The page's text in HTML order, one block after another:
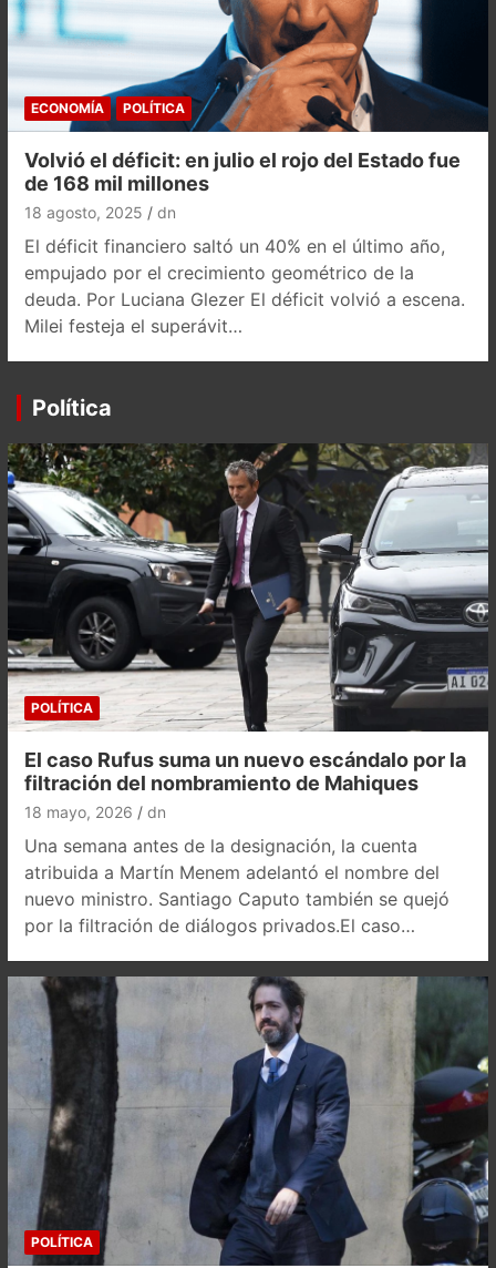
ECONOMÍA POLÍTICA
Volvió el déficit: en julio el rojo del Estado fue
de 168 mil millones
18 agosto, 2025 dn
El déficit financiero saltó un 40% en el último año,
empujado por el crecimiento geométrico de la
deuda. Por Luciana Glezer El déficit volvió a escena.
Milei festeja el superávit…
Política
POLÍTICA
El caso Rufus suma un nuevo escándalo por la
filtración del nombramiento de Mahiques
18 mayo, 2026 dn
Una semana antes de la designación, la cuenta
atribuida a Martín Menem adelantó el nombre del
nuevo ministro. Santiago Caputo también se quejó
por la filtración de diálogos privados.El caso…
POLÍTICA